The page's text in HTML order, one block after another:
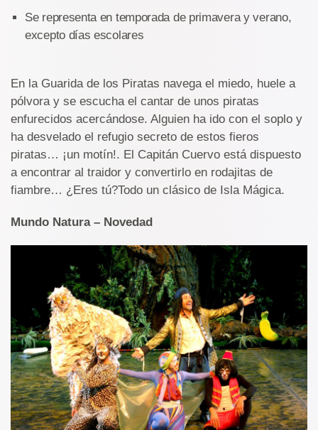
Se representa en temporada de primavera y verano,
excepto días escolares
En la Guarida de los Piratas navega el miedo, huele a
pólvora y se escucha el cantar de unos piratas
enfurecidos acercándose. Alguien ha ido con el soplo y
ha desvelado el refugio secreto de estos fieros
piratas… ¡un motín!. El Capitán Cuervo está dispuesto
a encontrar al traidor y convertirlo en rodajitas de
fiambre… ¿Eres tú?Todo un clásico de Isla Mágica.
Mundo Natura – Novedad